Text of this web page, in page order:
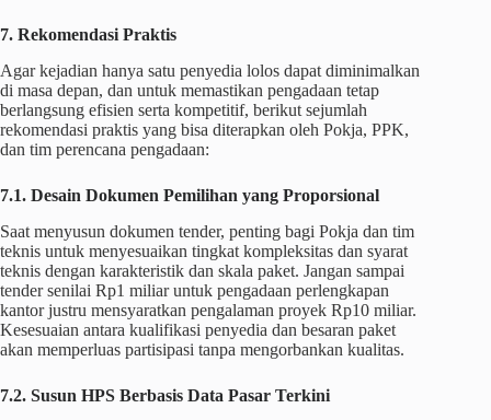
7. Rekomendasi Praktis
Agar kejadian hanya satu penyedia lolos dapat diminimalkan
di masa depan, dan untuk memastikan pengadaan tetap
berlangsung efisien serta kompetitif, berikut sejumlah
rekomendasi praktis yang bisa diterapkan oleh Pokja, PPK,
dan tim perencana pengadaan:
7.1. Desain Dokumen Pemilihan yang Proporsional
Saat menyusun dokumen tender, penting bagi Pokja dan tim
teknis untuk menyesuaikan tingkat kompleksitas dan syarat
teknis dengan karakteristik dan skala paket. Jangan sampai
tender senilai Rp1 miliar untuk pengadaan perlengkapan
kantor justru mensyaratkan pengalaman proyek Rp10 miliar.
Kesesuaian antara kualifikasi penyedia dan besaran paket
akan memperluas partisipasi tanpa mengorbankan kualitas.
7.2. Susun HPS Berbasis Data Pasar Terkini